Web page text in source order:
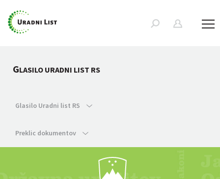
GLASILO URADNI LIST RS
Glasilo Uradni list RS
Preklic dokumentov